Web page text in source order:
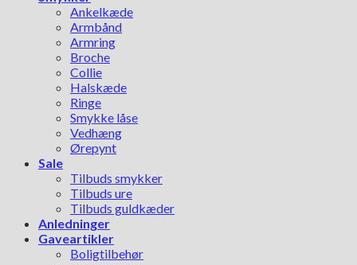
Ankelkæde
Armbånd
Armring
Broche
Collie
Halskæde
Ringe
Smykke låse
Vedhæng
Ørepynt
Sale
Tilbuds smykker
Tilbuds ure
Tilbuds guldkæder
Anledninger
Gaveartikler
Boligtilbehør